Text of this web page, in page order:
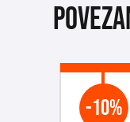
-10%